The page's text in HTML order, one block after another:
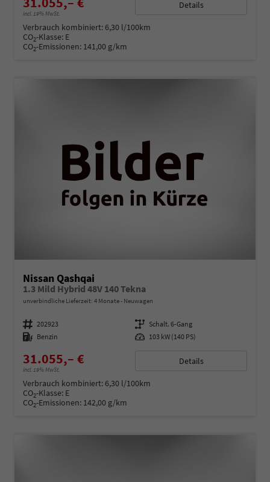
incl. 19% MwSt.
Details
Verbrauch kombiniert:6,30 l/100km
CO2-Klasse: E
CO2-Emissionen: 141,00 g/km
Nissan Qashqai
1.3 Mild Hybrid 48V 140 Tekna
unverbindliche Lieferzeit: 4 Monate Neuwagen
Fahrzeugnummer 202923 Getriebe Schalt. 6-Gang
Kraftstoff Benzin Leistung 103 kW (140 PS)
31.055,– €
incl. 19% MwSt.
Details
Verbrauch kombiniert:6,30 l/100km
CO2-Klasse: E
CO2-Emissionen: 142,00 g/km